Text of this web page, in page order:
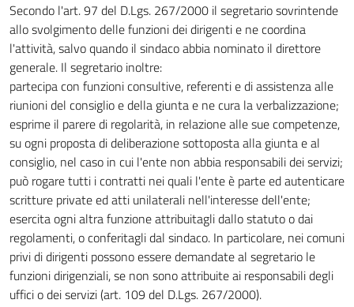
Secondo l'art. 97 del D.Lgs. 267/2000 il segretario sovrintende
allo svolgimento delle funzioni dei dirigenti e ne coordina
l'attività, salvo quando il sindaco abbia nominato il direttore
generale. Il segretario inoltre:
partecipa con funzioni consultive, referenti e di assistenza alle
riunioni del consiglio e della giunta e ne cura la verbalizzazione;
esprime il parere di regolarità, in relazione alle sue competenze,
su ogni proposta di deliberazione sottoposta alla giunta e al
consiglio, nel caso in cui l'ente non abbia responsabili dei servizi;
può rogare tutti i contratti nei quali l'ente è parte ed autenticare
scritture private ed atti unilaterali nell'interesse dell'ente;
esercita ogni altra funzione attribuitagli dallo statuto o dai
regolamenti, o conferitagli dal sindaco. In particolare, nei comuni
privi di dirigenti possono essere demandate al segretario le
funzioni dirigenziali, se non sono attribuite ai responsabili degli
uffici o dei servizi (art. 109 del D.Lgs. 267/2000).